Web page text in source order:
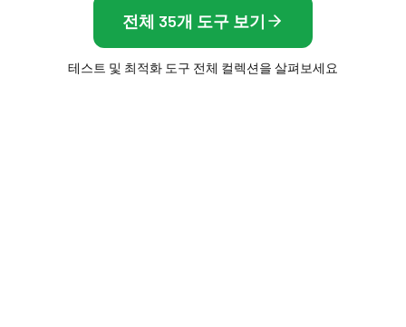
전체 35개 도구 보기
테스트 및 최적화 도구 전체 컬렉션을 살펴보세요